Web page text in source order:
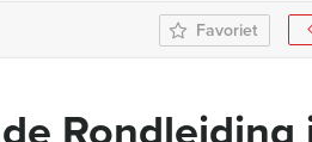
Favoriet